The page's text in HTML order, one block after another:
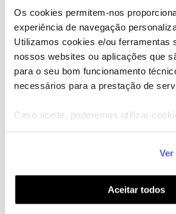
Os cookies permitem-nos
experiência de navegação
Utilizamos cookies e/ou ferramentas
nossos websites ou aplicações que
para o seu bom funcionamento
necessários para a prestação de
Caso aceite, poderemos utilizar
funcionalidades (cookies de
funcionalidade) e adaptar anúncios
(cookies de publicidade
utilização dos cookies clicando em "
Aceitar todos
Descubra as novidades de
Hall of Fame de julho